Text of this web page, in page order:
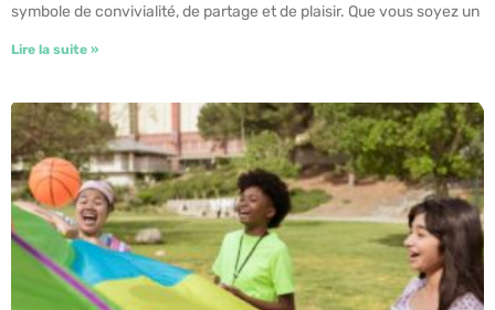
symbole de convivialité, de partage et de plaisir. Que vous soyez un
Lire la suite »